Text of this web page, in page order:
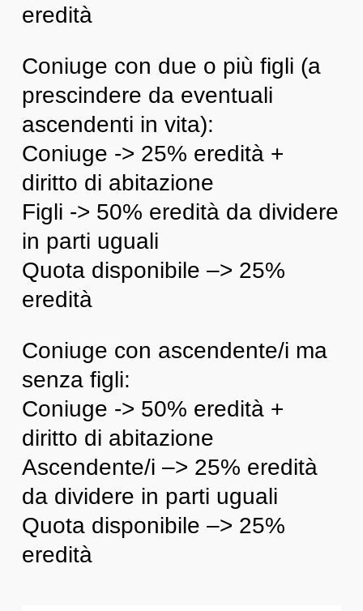
eredità
Coniuge con due o più figli (a
prescindere da eventuali
ascendenti in vita):
Coniuge -> 25% eredità +
diritto di abitazione
Figli -> 50% eredità da dividere
in parti uguali
Quota disponibile –> 25%
eredità
Coniuge con ascendente/i ma
senza figli:
Coniuge -> 50% eredità +
diritto di abitazione
Ascendente/i –> 25% eredità
da dividere in parti uguali
Quota disponibile –> 25%
eredità